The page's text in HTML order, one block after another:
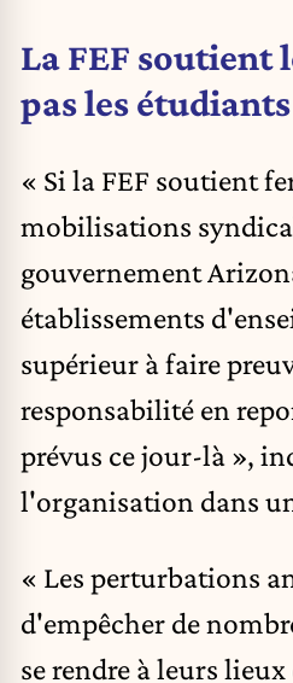
La FEF soutient
pas les étudiants
« Si la FEF soutient
mobilisations
gouvernement
établissements
supérieur à faire
responsabilité en
prévus ce jour-là »,
l'organisation dans
« Les perturbations
d'empêcher de
se rendre à leurs